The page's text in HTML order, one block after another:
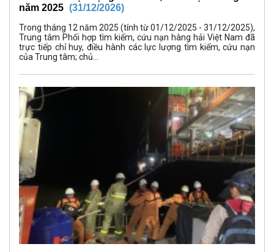
năm 2025 (31/12/2026)
Trong tháng 12 năm 2025 (tính từ 01/12/2025 - 31/12/2025),
Trung tâm Phối hợp tìm kiếm, cứu nạn hàng hải Việt Nam đã
trực tiếp chỉ huy, điều hành các lực lượng tìm kiếm, cứu nạn
của Trung tâm; chủ...